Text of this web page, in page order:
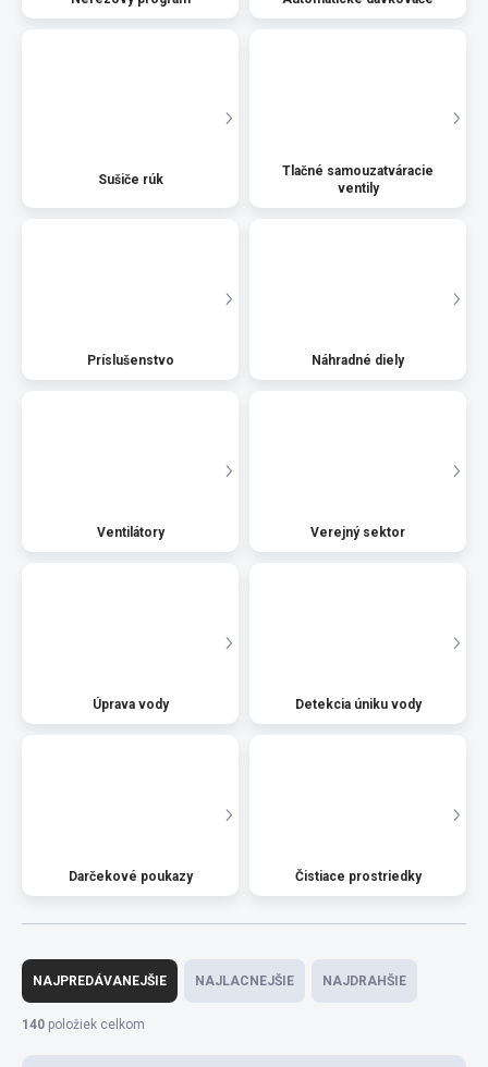
Sušiče rúk
Tlačné samouzatváracie
ventily
Príslušenstvo Náhradné diely
Ventilátory Verejný sektor
Úprava vody Detekcia úniku vody
Darčekové poukazy Čistiace prostriedky
R
d
e
NAJPREDÁVANEJŠIE NAJLACNEJŠIE NAJDRAHŠIE
140 položiek celkom